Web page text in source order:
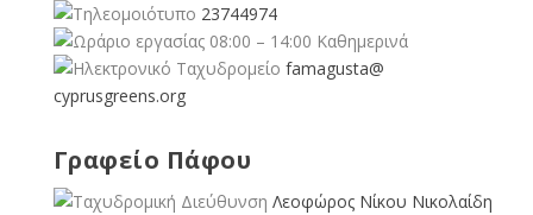
23744974
08:00 – 14:00 Καθημερινά
famagusta@
cyprusgreens.org
Γραφείο Πάφου
Λεοφώρος Νίκου Νικολαίδη